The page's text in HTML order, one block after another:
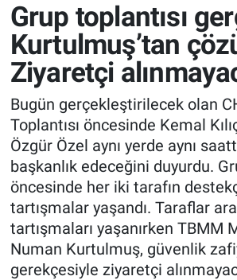
Grup toplantısı
Kurtulmuş’tan
Ziyaretçi
Bugün gerçekleştirilecek olan
Toplantısı öncesinde Kemal
Özgür Özel aynı yerde aynı
başkanlık edeceğini duyurdu.
öncesinde her iki tarafın
tartışmalar yaşandı. Taraflar
tartışmaları yaşanırken TBMM
Numan Kurtulmuş, güvenlik
gerekçesiyle ziyaretçi